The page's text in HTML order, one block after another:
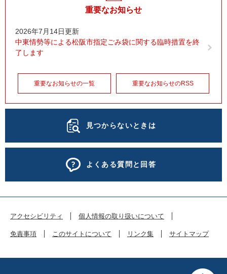
重要なお知らせ
2026年7月14日更新
中東情勢等による松阪市指定ごみ袋に関する臨時措置を終
了します
重要なお知らせの一覧 重要なお知らせのRSS
見つからないときは
よくある質問と回答
アクセシビリティ 個人情報の取り扱いについて
免責事項 このサイトについて リンク集 サイトマップ